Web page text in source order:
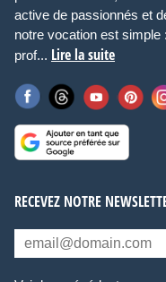
active de passionnés et
notre vocation est simple
prof... Lire la suite
RECEVEZ NOTRE